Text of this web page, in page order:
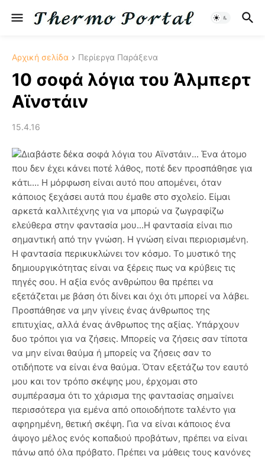
Αρχική σελίδα Περίεργα Παράξενα
10 σοφά λόγια του Άλμπερτ
Αϊνστάιν
15.4.16
Διαβάστε δέκα σοφά λόγια του Αϊνστάιν... Ένα άτομο
που δεν έχει κάνει ποτέ λάθος, ποτέ δεν προσπάθησε για
κάτι.... Η μόρφωση είναι αυτό που απομένει, όταν
κάποιος ξεχάσει αυτά που έμαθε στο σχολείο. Είμαι
αρκετά καλλιτέχνης για να μπορώ να ζωγραφίζω
ελεύθερα στην φαντασία μου...Η φαντασία είναι πιο
σημαντική από την γνώση. Η γνώση είναι περιορισμένη.
Η φαντασία περικυκλώνει τον κόσμο. Το μυστικό της
δημιουργικότητας είναι να ξέρεις πως να κρύβεις τις
πηγές σου. Η αξία ενός ανθρώπου θα πρέπει να
εξετάζεται με βάση ότι δίνει και όχι ότι μπορεί να λάβει.
Προσπάθησε να μην γίνεις ένας άνθρωπος της
επιτυχίας, αλλά ένας άνθρωπος της αξίας. Υπάρχουν
δυο τρόποι για να ζήσεις. Μπορείς να ζήσεις σαν τίποτα
να μην είναι θαύμα ή μπορείς να ζήσεις σαν το
οτιδήποτε να είναι ένα θαύμα. Όταν εξετάζω τον εαυτό
μου και τον τρόπο σκέψης μου, έρχομαι στο
συμπέρασμα ότι το χάρισμα της φαντασίας σημαίνει
περισσότερα για εμένα από οποιοδήποτε ταλέντο για
αφηρημένη, θετική σκέψη. Για να είναι κάποιος ένα
άψογο μέλος ενός κοπαδιού προβάτων, πρέπει να είναι
πάνω από όλα πρόβατο. Πρέπει να μάθεις τους κανόνες